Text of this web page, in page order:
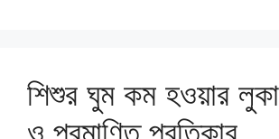
শিশুর ঘুম কম হওয়ার